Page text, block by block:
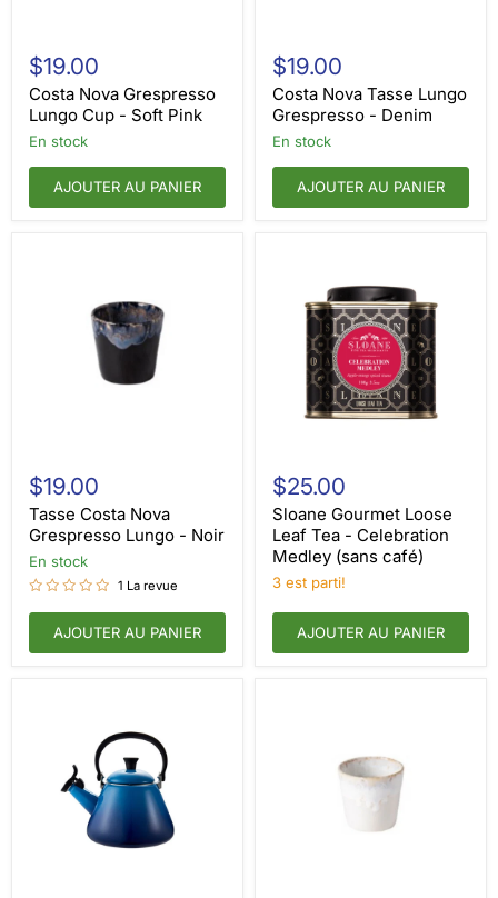
Nova
Grespresso
Lungo
Cup
Soft
Pink
$19.00
Costa Nova Grespresso
Lungo Cup - Soft Pink
en stock
AJOUTER AU PANIER
Nova
Tasse
Lungo
Grespresso
Denim
$19.00
Costa Nova Tasse Lungo
Grespresso - Denim
en stock
AJOUTER AU PANIER
Costa
Nova
Grespresso
Lungo
Noir
$19.00
Tasse Costa Nova
Grespresso Lungo - Noir
en stock
1 La revue
AJOUTER AU PANIER
Gourmet
Loose
Leaf
Tea
Celebration
Medley
café)
$25.00
Sloane Gourmet Loose
Leaf Tea - Celebration
Medley (sans café)
3 est parti!
AJOUTER AU PANIER